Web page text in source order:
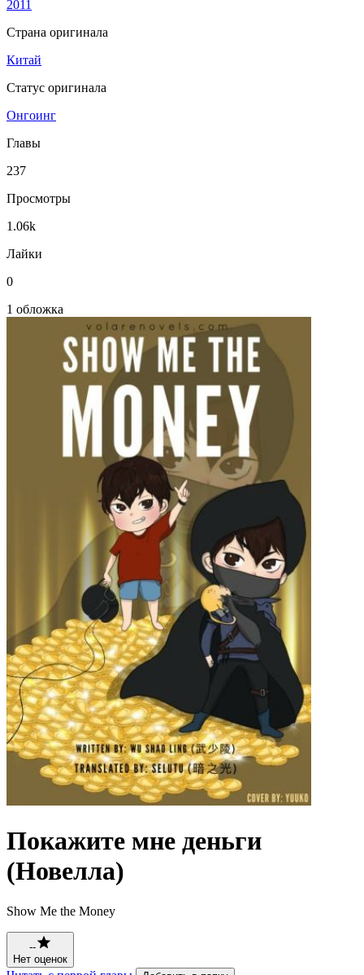
2011
Страна оригинала
Китай
Статус оригинала
Онгоинг
Главы
237
Просмотры
1.06k
Лайки
0
1 обложка
Покажите мне деньги
(Новелла)
Show Me the Money
--
Нет оценок